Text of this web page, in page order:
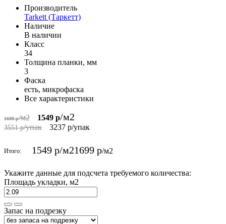
Производитель
Tarkett (Таркетт)
Наличие
В наличии
Класс
34
Толщина планки, мм
3
Фаска
есть, микрофаска
Все характеристики
1699 р/м2 1549 р/м2
3551 р/упак 3237 р/упак
Итого: 1549 р/м21699 р/м2
Укажите данные для подсчета требуемого количества:
Площадь укладки, м2
Запас на подрезку